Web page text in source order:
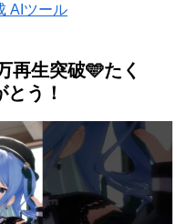
AIツール
再生突破🩵たく
う！